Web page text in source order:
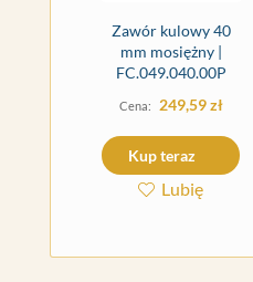
Zawór kulowy 40
mm mosiężny |
FC.049.040.00P
249,59zł
Kup teraz
Lubię